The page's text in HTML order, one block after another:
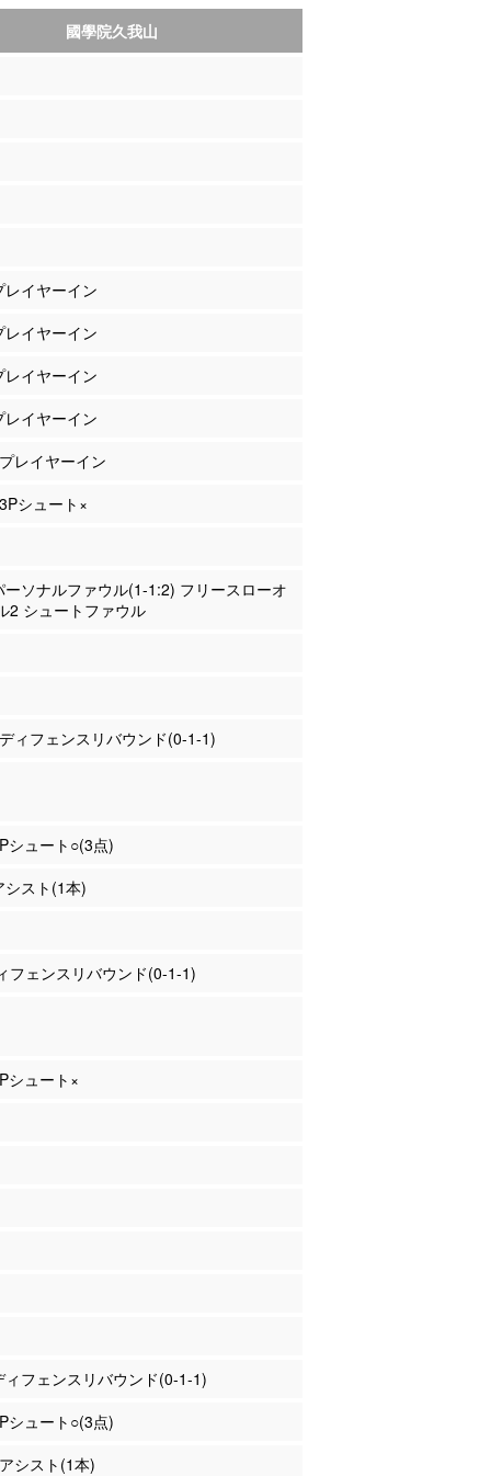
國學院久我山
イヤーイン
イヤーイン
イヤーイン
イヤーイン
レイヤーイン
シュート×
ーソナルファウル(1-1:2) フリースローオ
2 シュートファウル
ィフェンスリバウンド(0-1-1)
シュート○(3点)
スト(1本)
フェンスリバウンド(0-1-1)
シュート×
ィフェンスリバウンド(0-1-1)
シュート○(3点)
シスト(1本)